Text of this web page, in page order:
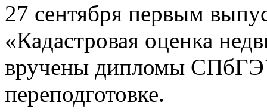
27 сентября первым
«Кадастровая оценка
вручены дипломы
переподготовке.